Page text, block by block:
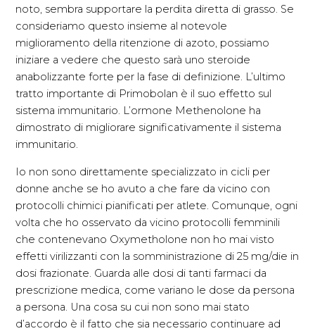
noto, sembra supportare la perdita diretta di grasso. Se
consideriamo questo insieme al notevole
miglioramento della ritenzione di azoto, possiamo
iniziare a vedere che questo sarà uno steroide
anabolizzante forte per la fase di definizione. L’ultimo
tratto importante di Primobolan è il suo effetto sul
sistema immunitario. L’ormone Methenolone ha
dimostrato di migliorare significativamente il sistema
immunitario.
Io non sono direttamente specializzato in cicli per
donne anche se ho avuto a che fare da vicino con
protocolli chimici pianificati per atlete. Comunque, ogni
volta che ho osservato da vicino protocolli femminili
che contenevano Oxymetholone non ho mai visto
effetti virilizzanti con la somministrazione di 25 mg/die in
dosi frazionate. Guarda alle dosi di tanti farmaci da
prescrizione medica, come variano le dose da persona
a persona. Una cosa su cui non sono mai stato
d’accordo è il fatto che sia necessario continuare ad